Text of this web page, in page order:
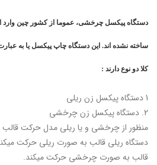
دستگاه پیکسل چرخشی، عموما از کشور چین وارد
ساخته نشده اند. این دستگاه چاپ پیکسل یا به
کلا دو نوع دارند :
1 دستگاه پیکسل زن ریلی
2. دستگاه پیکسل زن چرخشی
منظور از چرخشی و یا ریلی مدل حرکت
دستگاه ریلی قالب به صورت ریلی حرکت
قالب به صورت چرخشی حرکت میکند.